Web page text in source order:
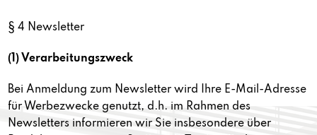
§ 4 Newsletter
(1) Verarbeitungszweck
Bei Anmeldung zum Newsletter wird Ihre E-Mail-Adresse
für Werbezwecke genutzt, d.h. im Rahmen des
Newsletters informieren wir Sie insbesondere über